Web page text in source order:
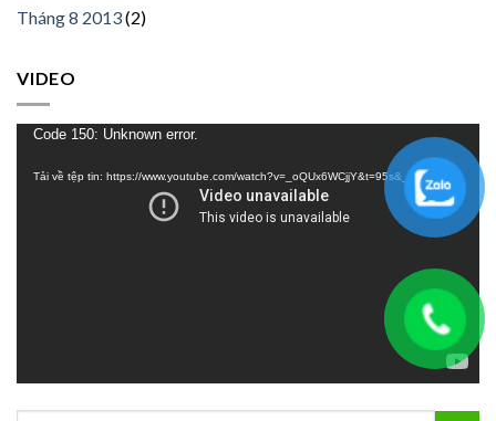
Tháng 8 2013(2)
VIDEO
Trình
Code 150: Unknown error.
Tải về tệp tin: https://www.youtube.com/watch?v=_oQUx6WCjjY&t=95s&_=1